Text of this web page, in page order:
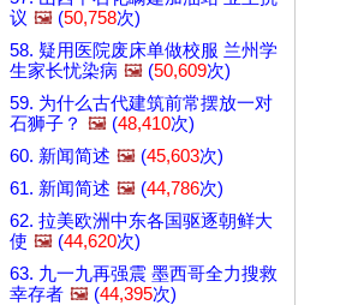
议 🖼️ (50,758次)
58. 疑用医院废床单做校服 兰州学
生家长忧染病 🖼️ (50,609次)
59. 为什么古代建筑前常摆放一对
石狮子？ 🖼️ (48,410次)
60. 新闻简述 🖼️ (45,603次)
61. 新闻简述 🖼️ (44,786次)
62. 拉美欧洲中东各国驱逐朝鲜大
使 🖼️ (44,620次)
63. 九一九再强震 墨西哥全力搜救
幸存者 🖼️ (44,395次)